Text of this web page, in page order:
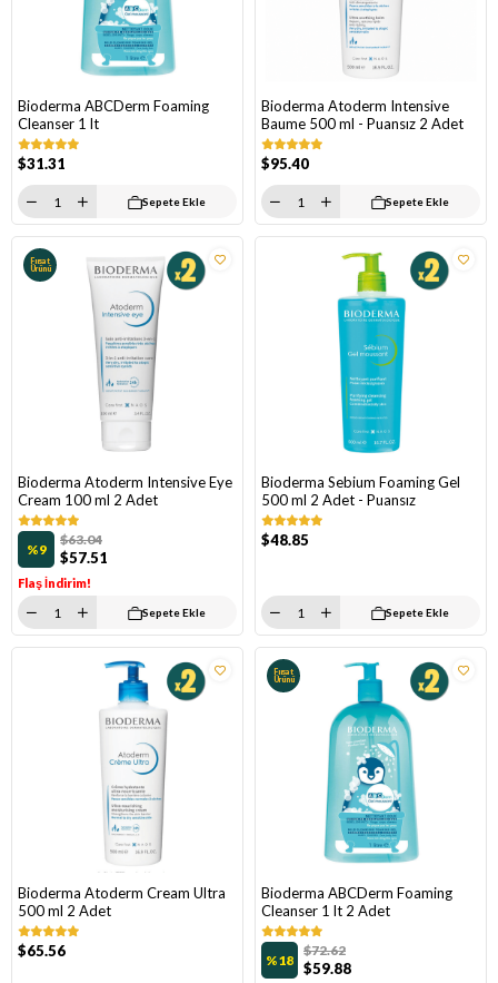
Bioderma ABCDerm Foaming
Cleanser 1 lt
$31.31
Sepete Ekle
Bioderma Atoderm Intensive
Baume 500 ml - Puansız 2 Adet
$95.40
Sepete Ekle
Bioderma Atoderm Intensive Eye
Cream 100 ml 2 Adet
%9 $57.51
$63.04
Flaş İndirim!
Fırsat
Ürünü
Sepete Ekle
Bioderma Sebium Foaming Gel
500 ml 2 Adet - Puansız
$48.85
Sepete Ekle
Bioderma Atoderm Cream Ultra
500 ml 2 Adet
$65.56
Bioderma ABCDerm Foaming
Cleanser 1 lt 2 Adet
%18 $59.88
$72.62
Fırsat
Ürünü